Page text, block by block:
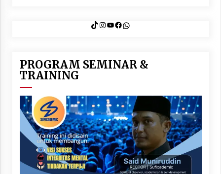
TikTok
Instagram
YouTube
Facebook
WhatsApp
PROGRAM SEMINAR &
TRAINING